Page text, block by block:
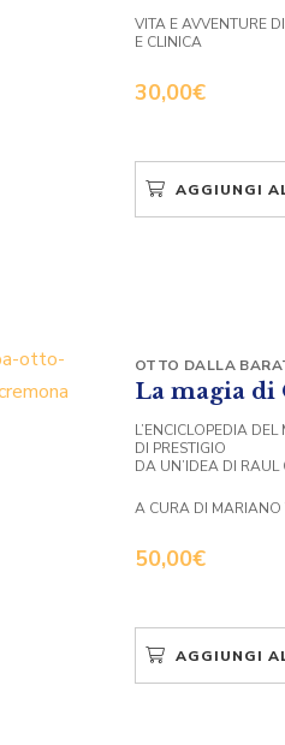
30,00€
VITA E AVVENTURE
E CLINICA
AGGIUNGI
La magia di
50,00€
OTTO DALLA
L’ENCICLOPEDIA
DI PRESTIGIO
DA UN’IDEA DI RAUL
A CURA DI MARIANO
AGGIUNGI